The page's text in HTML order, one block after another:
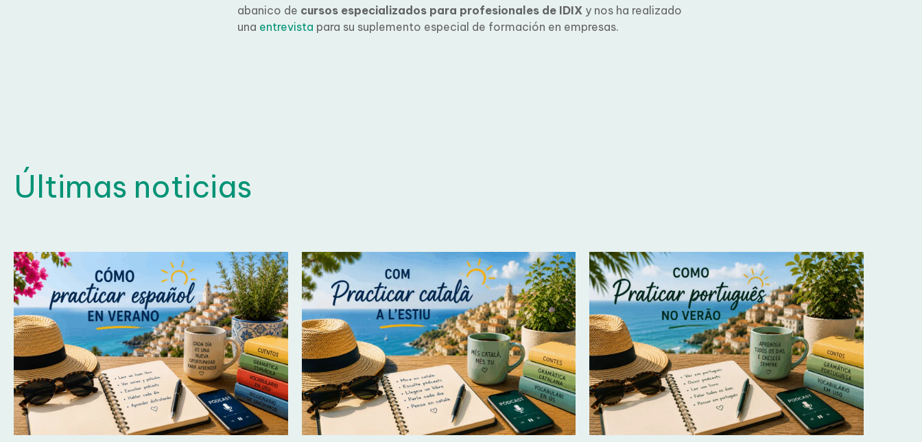
abanico de cursos especializados para profesionales de IDIXy nos ha
realizado unaentrevista para su suplemento especial de formación en empresas.
Últimas noticias
Pon a prueba tu nivel con estetest de inglés GRATIS
HAZ EL TEST
×